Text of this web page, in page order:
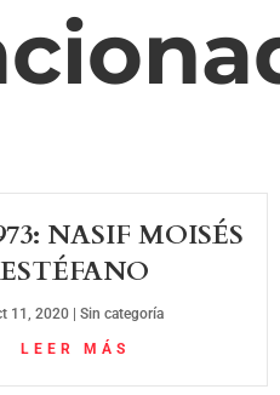
NASIF MOISÉS
ESTÉFANO
11, 2020 |Sin categoría
LEER MÁS